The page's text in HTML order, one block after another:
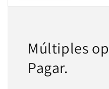
Múltiples
Pagar.